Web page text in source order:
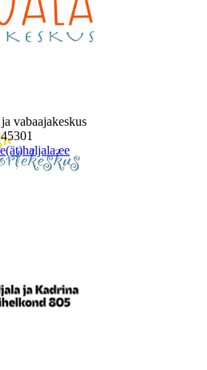
vabaajakeskus